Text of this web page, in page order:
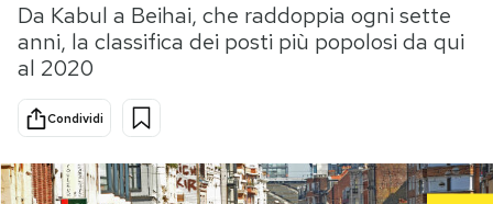
Tecnologia
Internet
Scienza
Cultura
Economia
Sport
Storie/Idee
Ok Boomer!
Mondiali calcio 2026
Da Kabul a Beihai, che raddoppia ogni sette
anni, la classifica dei posti più popolosi da qui
al 2020
Condividi